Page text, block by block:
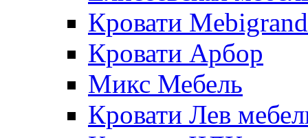
Кровати Mebigrand
Кровати Арбор
Микс Мебель
Кровати Лев